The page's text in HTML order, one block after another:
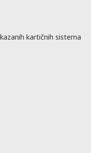
kartičnih sistema